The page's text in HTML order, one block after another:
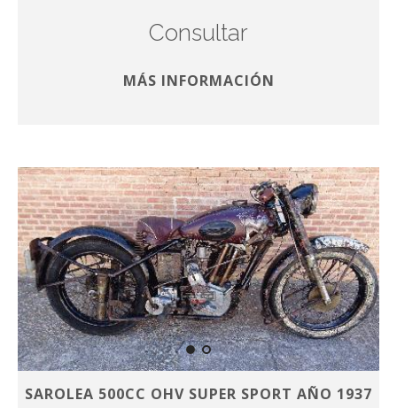
Consultar
MÁS INFORMACIÓN
SAROLEA 500CC OHV SUPER SPORT AÑO 1937